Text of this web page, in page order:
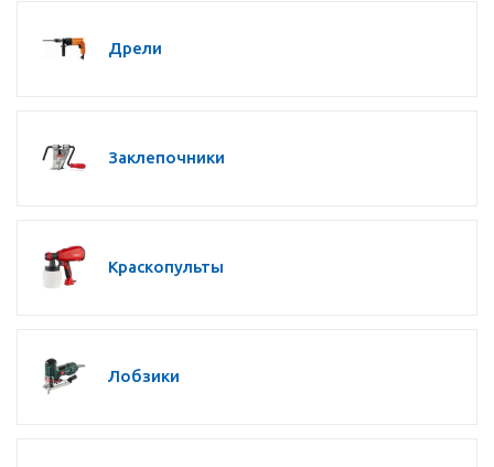
Дрели
Заклепочники
Краскопульты
Лобзики